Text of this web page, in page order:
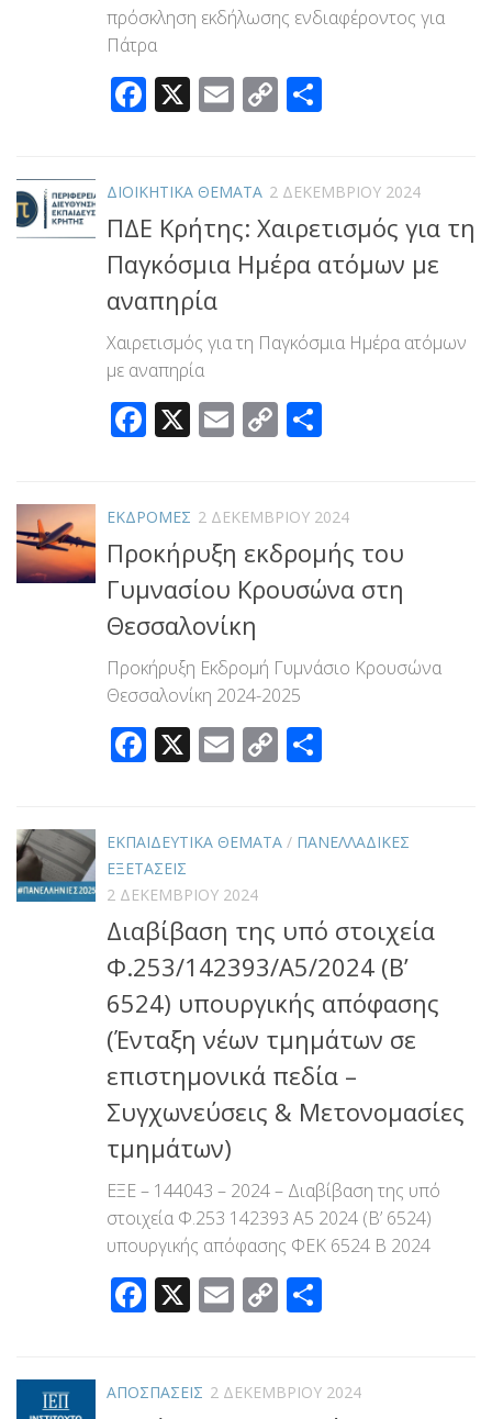
πρόσκληση εκδήλωσης ενδιαφέροντος για
Πάτρα
Facebook
X Email
Copy
Link
ΔΙΟΙΚΗΤΙΚΑ ΘΕΜΑΤΑ 2 ΔΕΚΕΜΒΡΊΟΥ 2024
ΠΔΕ Κρήτης: Χαιρετισμός για τη
Παγκόσμια Ημέρα ατόμων με
αναπηρία
Χαιρετισμός για τη Παγκόσμια Ημέρα ατόμων
με αναπηρία
Facebook
X Email
Copy
ΕΚΔΡΟΜΕΣ 2 ΔΕΚΕΜΒΡΊΟΥ 2024
Προκήρυξη εκδρομής του
Γυμνασίου Κρουσώνα στη
Θεσσαλονίκη
Προκήρυξη Εκδρομή Γυμνάσιο Κρουσώνα
Θεσσαλονίκη 2024-2025
Facebook
X Email
Copy
ΕΚΠΑΙΔΕΥΤΙΚΑ ΘΕΜΑΤΑ / ΠΑΝΕΛΛΑΔΙΚΕΣ
ΕΞΕΤΑΣΕΙΣ
2 ΔΕΚΕΜΒΡΊΟΥ 2024
Διαβίβαση της υπό στοιχεία
Φ.253/142393/Α5/2024 (Β’
6524) υπουργικής απόφασης
(Ένταξη νέων τμημάτων σε
επιστημονικά πεδία –
Συγχωνεύσεις & Μετονομασίες
τμημάτων)
ΕΞΕ – 144043 – 2024 – Διαβίβαση της υπό
στοιχεία Φ.253 142393 Α5 2024 (Β’ 6524)
υπουργικής απόφασης ΦΕΚ 6524 Β 2024
Facebook
X Email
Copy
ΑΠΟΣΠΑΣΕΙΣ 2 ΔΕΚΕΜΒΡΊΟΥ 2024